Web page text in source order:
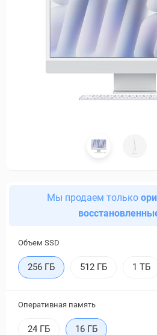
Мы продаем только
Объем SSD
256 ГБ 512 ГБ 1 ТБ
Оперативная память
24 ГБ 16 ГБ